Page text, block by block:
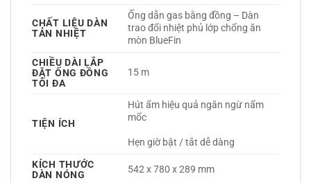
CHẤT LIỆU DÀN
TẢN NHIỆT
Ống dẫn gas bằng đồng – Dàn
trao đổi nhiệt phủ lớp chống ăn
mòn BlueFin
CHIỀU DÀI LẮP
ĐẶT ỐNG ĐỒNG
TỐI ĐA
15 m
TIỆN ÍCH
Hút ẩm hiệu quả ngăn ngừ nấm
mốc
Hẹn giờ bật / tắt dễ dàng
KÍCH THƯỚC
DÀN NÓNG
542 x 780 x 289 mm